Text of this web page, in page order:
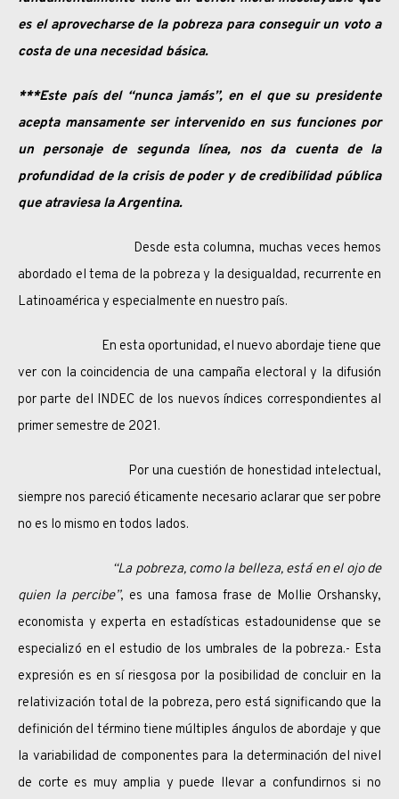
es el aprovecharse de la pobreza para conseguir un voto a
costa de una necesidad básica.
***Este país del “nunca jamás”, en el que su presidente
acepta mansamente ser intervenido en sus funciones por
un personaje de segunda línea, nos da cuenta de la
profundidad de la crisis de poder y de credibilidad pública
que atraviesa la Argentina.
Desde esta columna, muchas veces hemos
abordado el tema de la pobreza y la desigualdad, recurrente en
Latinoamérica y especialmente en nuestro país.
En esta oportunidad, el nuevo abordaje tiene que
ver con la coincidencia de una campaña electoral y la difusión
por parte del INDEC de los nuevos índices correspondientes al
primer semestre de 2021.
Por una cuestión de honestidad intelectual,
siempre nos pareció éticamente necesario aclarar que ser pobre
no es lo mismo en todos lados.
“La pobreza, como la belleza, está en el ojo de
quien la percibe”, es una famosa frase de Mollie Orshansky,
economista y experta en estadísticas estadounidense que se
especializó en el estudio de los umbrales de la pobreza.- Esta
expresión es en sí riesgosa por la posibilidad de concluir en la
relativización total de la pobreza, pero está significando que la
definición del término tiene múltiples ángulos de abordaje y que
la variabilidad de componentes para la determinación del nivel
de corte es muy amplia y puede llevar a confundirnos si no